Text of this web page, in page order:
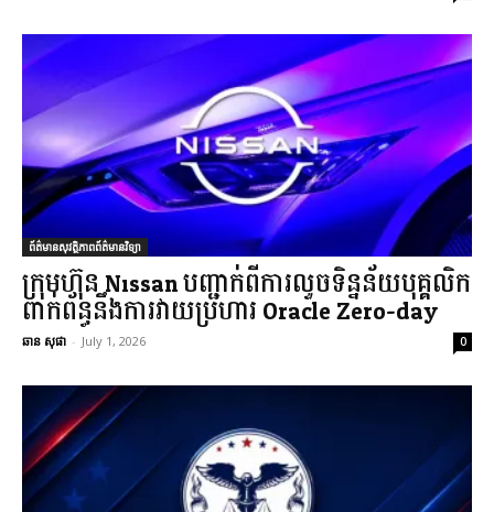
ព័ត៌មានសុវត្ថិភាពព័ត៌មានវិទ្យា
ក្រុមហ៊ុន Nissan បញ្ជាក់ពីការលួចទិន្នន័យបុគ្គលិក
ពាក់ព័ន្ធនឹងការវាយប្រហារ Oracle Zero-day
ឆាន សុផា - July 1, 2026 0